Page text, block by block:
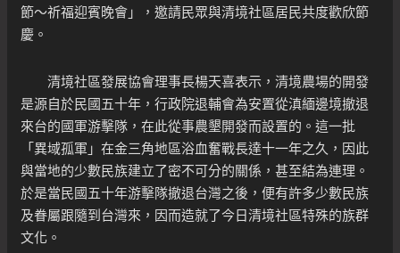
節～祈福迎賓晚會」，邀請民眾與清境社區居民共度歡欣節
慶。
清境社區發展協會理事長楊天喜表示，清境農場的開發
是源自於民國五十年，行政院退輔會為安置從滇緬邊境撤退
來台的國軍游擊隊，在此從事農墾開發而設置的。這一批
「異域孤軍」在金三角地區浴血奮戰長達十一年之久，因此
與當地的少數民族建立了密不可分的關係，甚至結為連理。
於是當民國五十年游擊隊撤退台灣之後，便有許多少數民族
及眷屬跟隨到台灣來，因而造就了今日清境社區特殊的族群
文化。